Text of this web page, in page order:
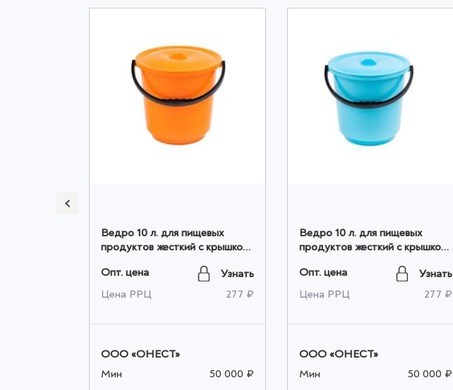
Ведро 10 л. для пищевых
продуктов жесткий с крышкой
Опт. цена
Узнать
Цена РРЦ
277 ₽
ООО «ОНЕСТ»
Мин
50 000 ₽
Ведро 10 л. для пищевых
продуктов жесткий с крышкой
Опт. цена
Узнать
Цена РРЦ
277 ₽
ООО «ОНЕСТ»
Мин
50 000 ₽